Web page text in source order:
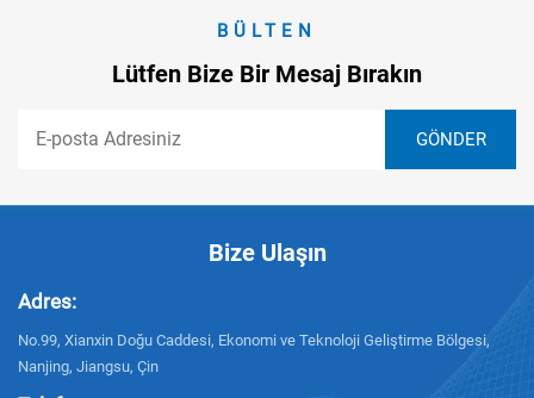
BÜLTEN
Lütfen Bize Bir Mesaj Bırakın
Bize Ulaşın
Adres:
No.99, Xianxin Doğu Caddesi, Ekonomi ve Teknoloji Geliştirme Bölgesi,
Nanjing, Jiangsu, Çin